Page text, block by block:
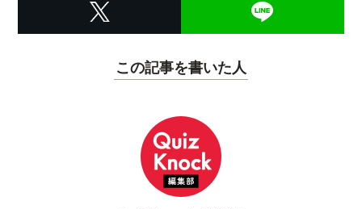
この記事を書いた人